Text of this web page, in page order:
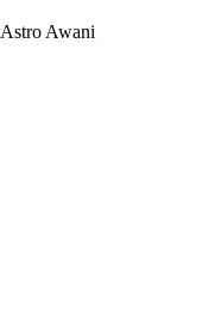
Astro Awani